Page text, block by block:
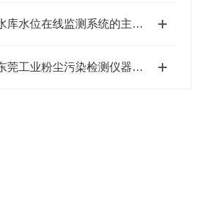
水库水位在线监测系统的主要组成部分和功能
东莞工业粉尘污染检测仪器防爆功能